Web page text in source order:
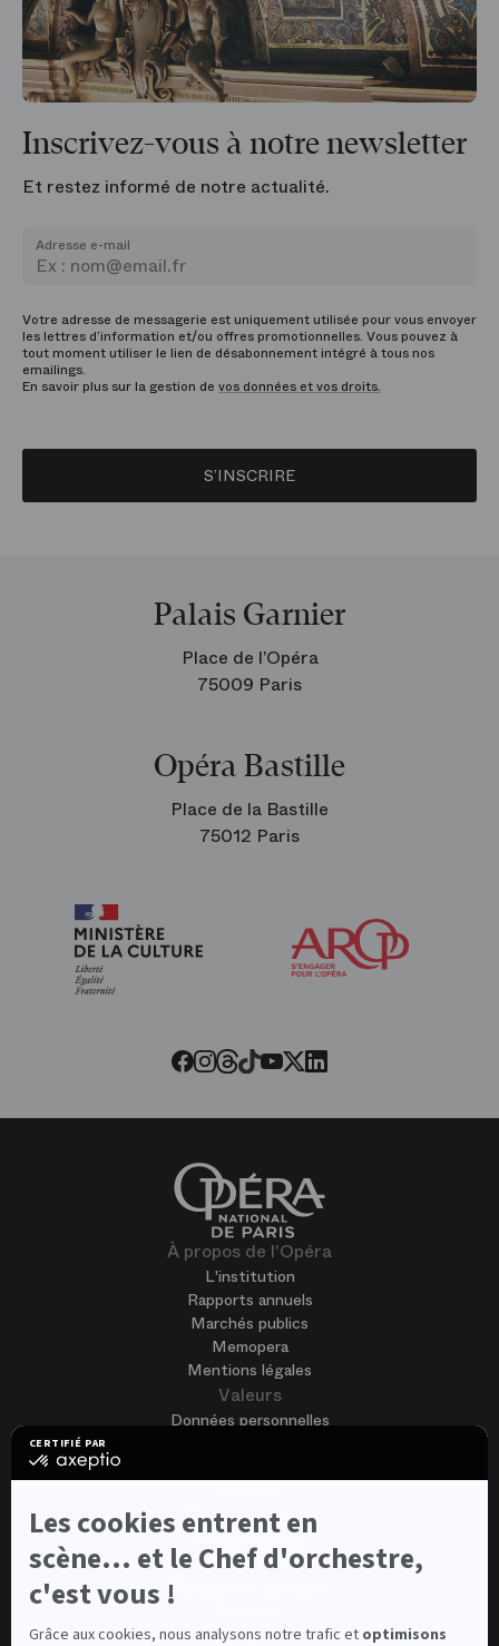
CERTIFIÉ PAR
certifié
En
plus
Axeptio
Les cookies entrent en
scène... et le Chef d'orchestre,
c'est vous !
Grâce aux cookies, nous analysons notre trafic et optimisons
Inscrivez-vous à notre newsletter
Et restez informé de notre actualité.
Adresse e-mail
Votre adresse de messagerie est uniquement utilisée pour vous envoyer
les lettres d’information et/ou offres promotionnelles. Vous pouvez à
tout moment utiliser le lien de désabonnement intégré à tous nos
emailings.
En savoir plus sur la gestion de vos données et vos droits.
S’INSCRIRE
Palais Garnier
Place de l’Opéra
75009 Paris
Opéra Bastille
Place de la Bastille
75012 Paris
Facebook
Instagram
Threads
Tiktok
Youtube
Twitter
LinkedIn
À propos de l'Opéra
L'institution
Rapports annuels
Marchés publics
Memopera
Mentions légales
Valeurs
Données personnelles
Nous rejoindre
Candidature spontanée
Concours et auditions
Contacts